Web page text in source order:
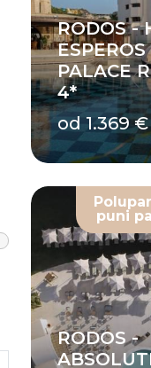
RODOS -
ESPEROS
PALACE
4*
od 1.369 €
puni
RODOS -